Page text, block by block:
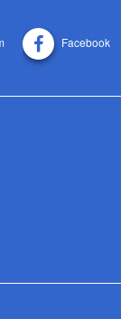
Facebook